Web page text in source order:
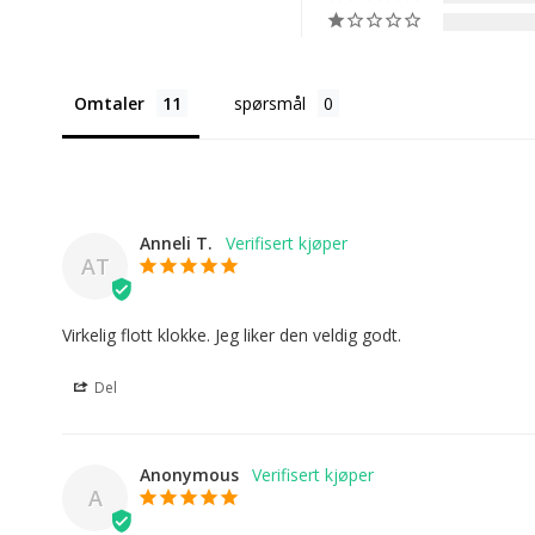
Omtaler spørsmål
AT
Anneli T.
Virkelig flott klokke. Jeg liker den veldig godt.
Del
A
Anonymous